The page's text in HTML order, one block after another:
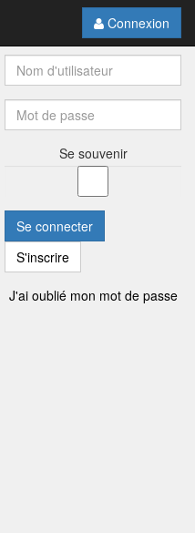
Connexion
Se souvenir
Se connecter
S'inscrire
J'ai oublié mon mot de passe